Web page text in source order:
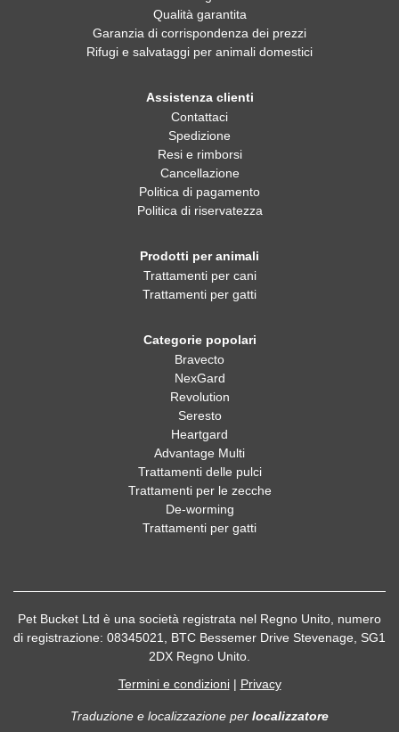
Qualità garantita
Garanzia di corrispondenza dei prezzi
Rifugi e salvataggi per animali domestici
Assistenza clienti
Contattaci
Spedizione
Resi e rimborsi
Cancellazione
Politica di pagamento
Politica di riservatezza
Prodotti per animali
Trattamenti per cani
Trattamenti per gatti
Categorie popolari
Bravecto
NexGard
Revolution
Seresto
Heartgard
Advantage Multi
Trattamenti delle pulci
Trattamenti per le zecche
De-worming
Trattamenti per gatti
Pet Bucket Ltd è una società registrata nel Regno Unito, numero
di registrazione: 08345021, BTC Bessemer Drive Stevenage, SG1
2DX Regno Unito.
Termini e condizioni| Privacy
Traduzione e localizzazione per localizzatore